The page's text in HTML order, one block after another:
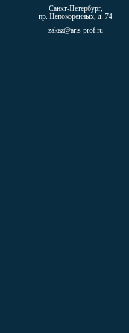
Санкт-Петербург,
пр. Непокоренных, д. 74
zakaz@aris-prof.ru